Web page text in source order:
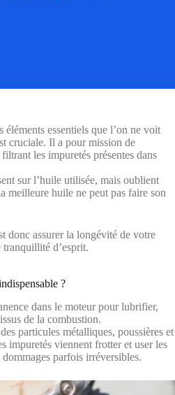
essentiels que l’on ne voit
cruciale. Il a pour mission de
les impuretés présentes dans
sur l’huile utilisée, mais oublient
meilleure huile ne peut pas faire son
donc assurer la longévité de votre
d’esprit.
?
dans le moteur pour lubrifier,
de la combustion.
particules métalliques, poussières et
impuretés viennent frotter et user les
parfois irréversibles.